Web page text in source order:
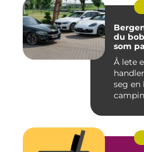
Bergen
du
som
Å lete
seg en